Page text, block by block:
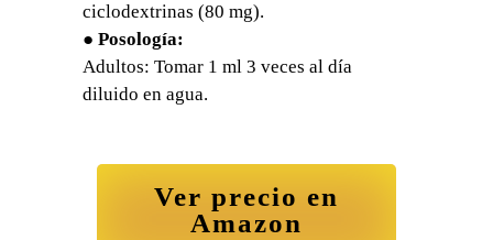
ciclodextrinas (80 mg).
● Posología:
Adultos: Tomar 1 ml 3 veces al día
diluido en agua.
Ver precio en
Amazon